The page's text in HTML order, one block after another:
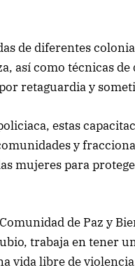
de diferentes
así como técnicas
retaguardia y
estas
y
mujeres para
de Paz y
trabaja en tener
vida libre de